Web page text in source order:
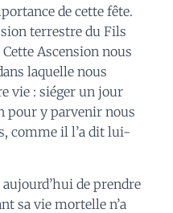
de cette fête.
terrestre du Fils
Ascension nous
laquelle nous
vie : siéger un jour
pour y parvenir nous
comme il l’a dit lui-
aujourd’hui de prendre
sa vie mortelle n’a